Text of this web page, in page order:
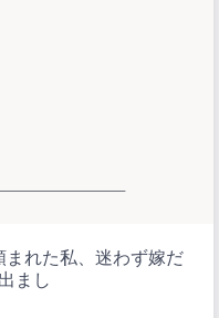
れた私、迷わず嫁だ
まし